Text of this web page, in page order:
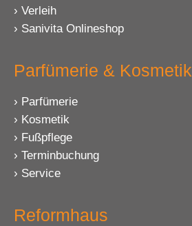
Verleih
Sanivita Onlineshop
Parfümerie & Kosmetik
Parfümerie
Kosmetik
Fußpflege
Terminbuchung
Service
Reformhaus